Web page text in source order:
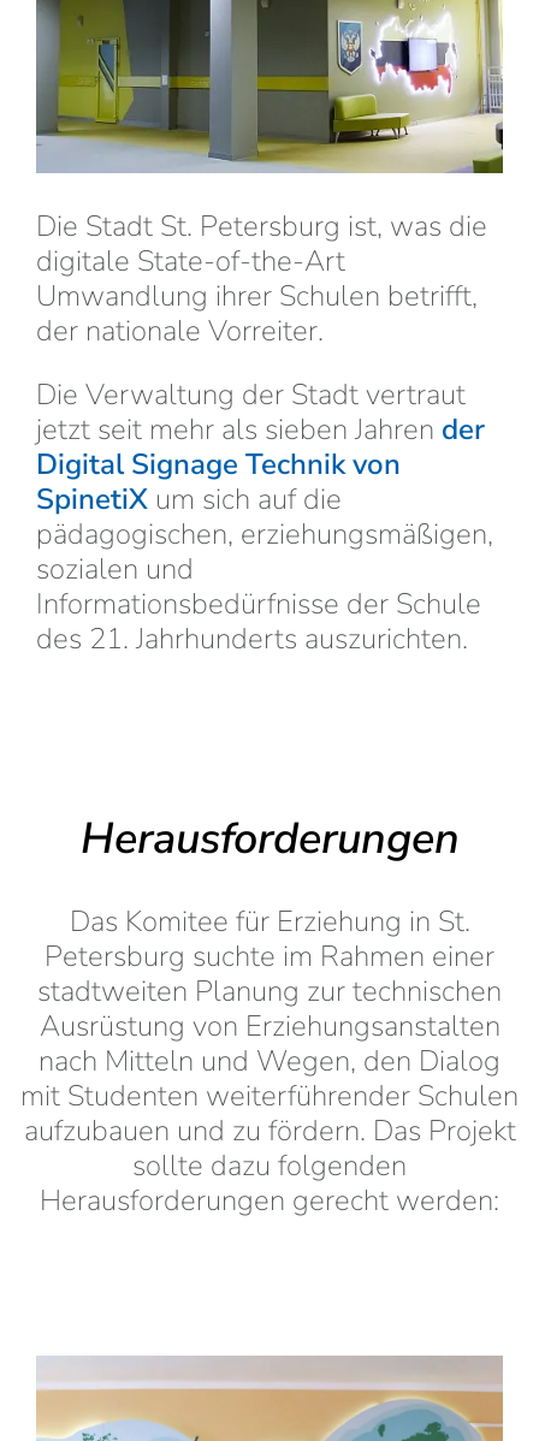
Die Stadt St. Petersburg ist, was die
digitale State-of-the-Art
Umwandlung ihrer Schulen betrifft,
der nationale Vorreiter.
Die Verwaltung der Stadt vertraut
jetzt seit mehr als sieben Jahren der
Digital Signage Technik von
SpinetiX um sich auf die
pädagogischen, erziehungsmäßigen,
sozialen und
Informationsbedürfnisse der Schule
des 21. Jahrhunderts auszurichten.
Herausforderungen
Das Komitee für Erziehung in St.
Petersburg suchte im Rahmen einer
stadtweiten Planung zur technischen
Ausrüstung von Erziehungsanstalten
nach Mitteln und Wegen, den Dialog
mit Studenten weiterführender Schulen
aufzubauen und zu fördern. Das Projekt
sollte dazu folgenden
Herausforderungen gerecht werden: